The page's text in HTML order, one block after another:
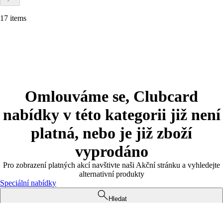
17 items
Omlouváme se, Clubcard
nabídky v této kategorii již není
platná, nebo je již zboží
vyprodáno
Pro zobrazení platných akcí navštivte naši Akční stránku a vyhledejte
alternativní produkty
Speciální nabídky
Hledat